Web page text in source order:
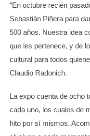
“En octubre recién
Sebastián Piñera para
500 años. Nuestra idea
que les pertenece, y de
cultural para todos
Claudio Radonich.
La expo cuenta de ocho
cada uno, los cuales de
hito por sí mismos.